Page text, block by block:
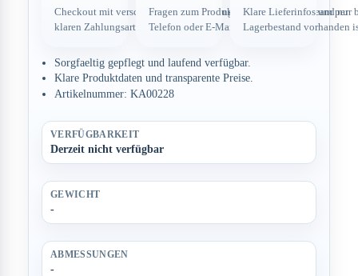
Checkout mit verschlüsselter Verbindung und
klaren Zahlungsarten.
Fragen zum Produkt direkt über dein Team per
Telefon oder E-Mail.
Klare Lieferinfos und nur
Lagerbestand vorhanden
Sorgfaeltig gepflegt und laufend verfügbar.
Klare Produktdaten und transparente Preise.
Artikelnummer: KA00228
VERFÜGBARKEIT
Derzeit nicht verfügbar
GEWICHT
-
ABMESSUNGEN
-